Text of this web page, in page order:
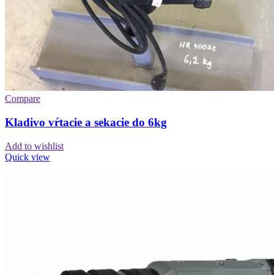
Compare
Kladivo vŕtacie a sekacie do 6kg
Add to wishlist
Quick view